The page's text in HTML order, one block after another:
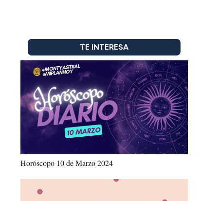
TE INTERESA
Horóscopo 10 de Marzo 2024